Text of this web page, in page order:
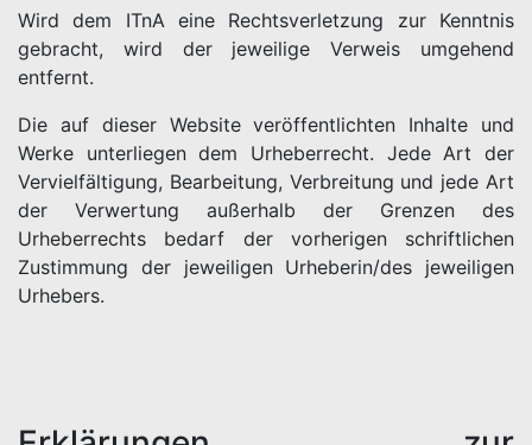
Wird dem ITnA eine Rechtsverletzung zur Kenntnis
gebracht, wird der jeweilige Verweis umgehend
entfernt.
Die auf dieser Website veröffentlichten Inhalte und
Werke unterliegen dem Urheberrecht. Jede Art der
Vervielfältigung, Bearbeitung, Verbreitung und jede Art
der Verwertung außerhalb der Grenzen des
Urheberrechts bedarf der vorherigen schriftlichen
Zustimmung der jeweiligen Urheberin/des jeweiligen
Urhebers.